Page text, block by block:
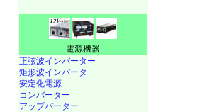
電源機器
正弦波インバーター
矩形波インバータ
安定化電源
コンバーター
アップバーター